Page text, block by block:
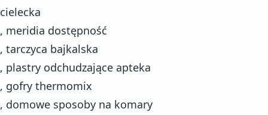
cielecka
, meridia dostępność
, tarczyca bajkalska
, plastry odchudzające apteka
, gofry thermomix
, domowe sposoby na komary